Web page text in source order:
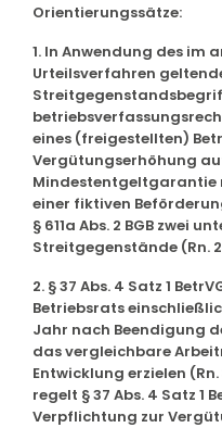
Orientierungssätze:
1. In Anwendung des im
Urteilsverfahren
eines (freigestellten)
Vergütungserhöhung
Mindestentgeltgarantie
einer fiktiven
§ 611a Abs. 2 BGB zwei
Streitgegenstände (Rn.
2. § 37 Abs. 4 Satz 1
Betriebsrats
Jahr nach Beendigung
das vergleichbare
Entwicklung erzielen
regelt § 37 Abs. 4 Satz 1
Verpflichtung zur